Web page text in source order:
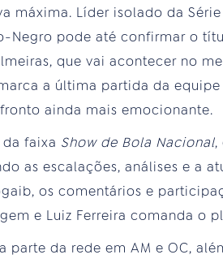
máxima. Líder isolado da
Negro pode até confirmar o
que vai acontecer no
a última partida da
ainda mais emocionante.
faixa Show de Bola Nacional,
as escalações, análises e a
os comentários e
e Luiz Ferreira comanda o
da rede em AM e OC,